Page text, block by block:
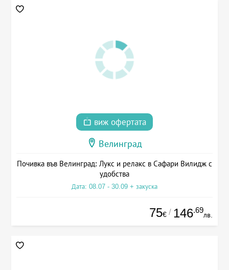
виж офертата
Велинград
Почивка във Велинград: Лукс и релакс в Сафари Вилидж с
удобства
Дата: 08.07 - 30.09 + закуска
75€ / 146.69
лв.